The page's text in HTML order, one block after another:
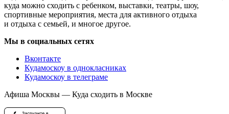
куда можно сходить с ребенком, выставки, театры, шоу,
спортивные мероприятия, места для активного отдыха
и отдыха с семьей, и многое другое.
Мы в социальных сетях
Вконтакте
Кудамоскоу в однокласниках
Кудамоскоу в телеграме
Афиша Москвы — Куда сходить в Москве